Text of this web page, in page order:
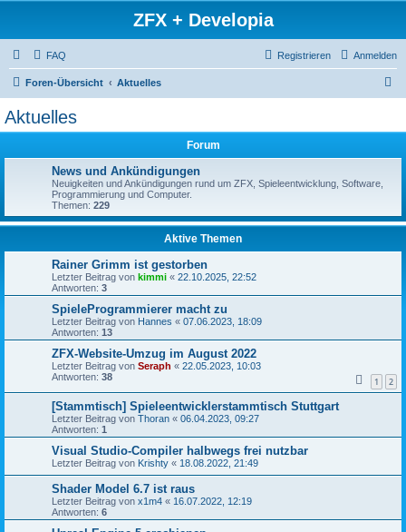
ZFX + Developia
FAQ Anmelden
Registrieren
Foren-Übersicht Aktuelles
Aktuelles
Forum
News und Ankündigungen
Neuigkeiten und Ankündigungen rund um ZFX, Spieleentwicklung, Software,
Programmierung und Computer.
Themen: 229
Aktive Themen
Rainer Grimm ist gestorben
Letzter Beitrag von kimmi « 22.10.2025, 22:52
Antworten: 3
SpieleProgrammierer macht zu
Letzter Beitrag von Hannes « 07.06.2023, 18:09
Antworten: 13
ZFX-Website-Umzug im August 2022
Letzter Beitrag von Seraph « 22.05.2023, 10:03
Antworten: 38 1 2
[Stammtisch] Spieleentwicklerstammtisch Stuttgart
Letzter Beitrag von Thoran « 06.04.2023, 09:27
Antworten: 1
Visual Studio-Compiler halbwegs frei nutzbar
Letzter Beitrag von Krishty « 18.08.2022, 21:49
Shader Model 6.7 ist raus
Letzter Beitrag von x1m4 « 16.07.2022, 12:19
Antworten: 6